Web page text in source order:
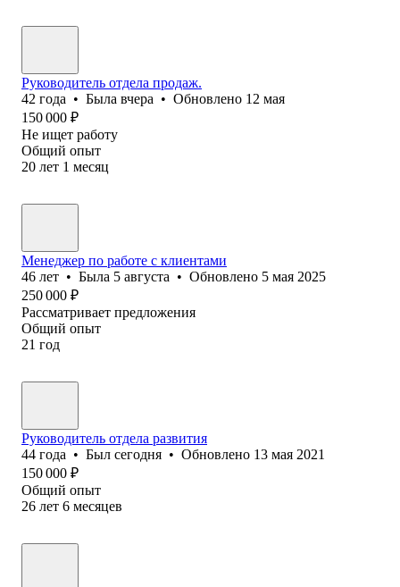
Руководитель отдела продаж.
42 года • Была вчера • Обновлено 12 мая
150 000 ₽
Не ищет работу
Общий опыт
20 лет 1 месяц
Менеджер по работе с клиентами
46 лет • Была 5 августа • Обновлено 5 мая 2025
250 000 ₽
Рассматривает предложения
Общий опыт
21 год
Руководитель отдела развития
44 года • Был сегодня • Обновлено 13 мая 2021
150 000 ₽
Общий опыт
26 лет 6 месяцев